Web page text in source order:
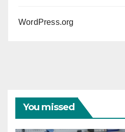
WordPress.org
You missed